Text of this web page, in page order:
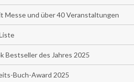
Messe und über 40 Veranstaltungen
Bestseller des Jahres 2025
Buch-Award 2025